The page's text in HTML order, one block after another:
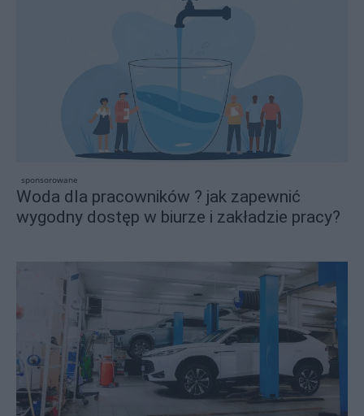
sponsorowane
Woda dla pracowników ? jak zapewnić
wygodny dostęp w biurze i zakładzie pracy?